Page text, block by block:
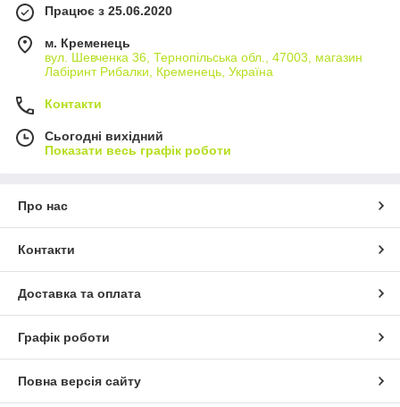
Працює з 25.06.2020
м. Кременець
вул. Шевченка 36, Тернопільська обл., 47003, магазин
Лабіринт Рибалки, Кременець, Україна
Контакти
Сьогодні вихідний
Показати весь графік роботи
Про нас
Контакти
Доставка та оплата
Графік роботи
Повна версія сайту